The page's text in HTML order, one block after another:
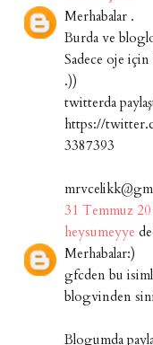
Merhabalar .
Burda ve
Sadece oje
.))
twitterda
https://
3387393
31 Temmuz
heysumeyye
Merhabalar:)
gfcden bu
blogvinden
Blogumda